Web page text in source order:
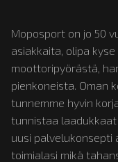
Moposport on jo 50
asiakkaita, olipa
moottoripyörästä,
pienkoneista. Oman
tunnemme hyvin
tunnistaa
uusi palvelukonsepti
toimialasi mikä